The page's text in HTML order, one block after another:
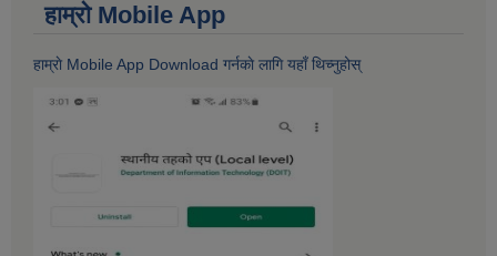
हाम्राे Mobile App
हाम्राे Mobile App Download गर्नकाे लागि यहाँ थिच्नुहोस्‌